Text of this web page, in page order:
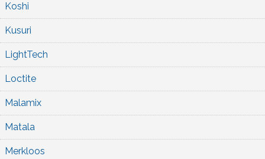
Koshi
Kusuri
LightTech
Loctite
Malamix
Matala
Merkloos